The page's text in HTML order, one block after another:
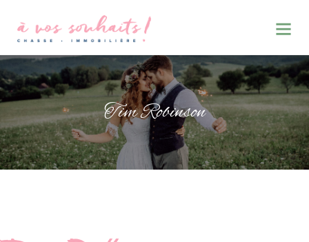
Tim Robinson